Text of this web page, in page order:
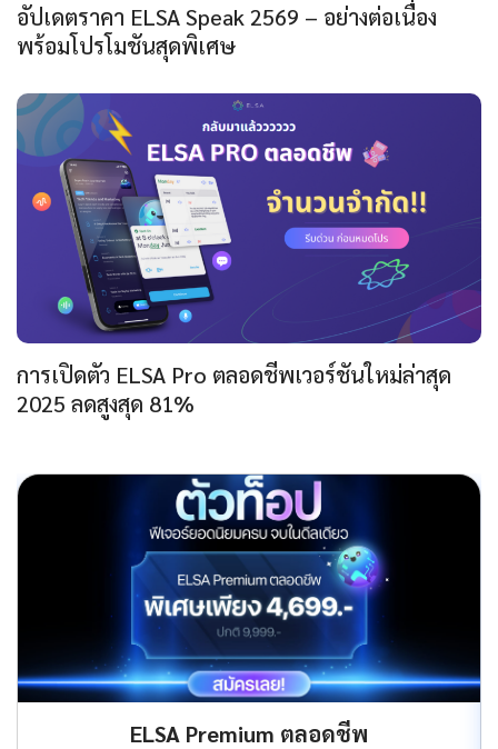
อัปเดตราคา ELSA Speak 2569 – อย่างต่อเนื่อง
พร้อมโปรโมชันสุดพิเศษ
การเปิดตัว ELSA Pro ตลอดชีพเวอร์ชันใหม่ล่าสุด
2025 ลดสูงสุด 81%
ELSA Premium ตลอดชีพ